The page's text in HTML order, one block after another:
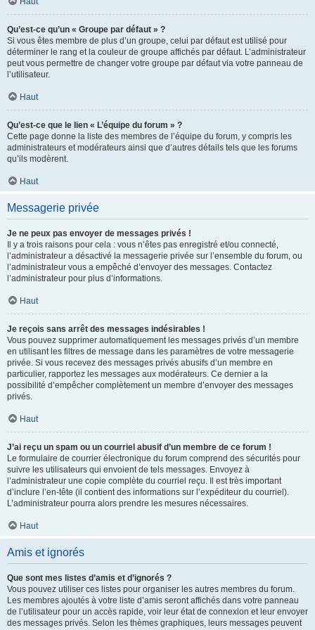
Qu’est-ce qu’un « Groupe par défaut » ?
Si vous êtes membre de plus d’un groupe, celui par défaut est utilisé pour
déterminer le rang et la couleur de groupe affichés par défaut. L’administrateur
peut vous permettre de changer votre groupe par défaut via votre panneau de
l’utilisateur.
Haut
Qu’est-ce que le lien « L’équipe du forum » ?
Cette page donne la liste des membres de l’équipe du forum, y compris les
administrateurs et modérateurs ainsi que d’autres détails tels que les forums
qu’ils modèrent.
Haut
Messagerie privée
Je ne peux pas envoyer de messages privés !
Il y a trois raisons pour cela : vous n’êtes pas enregistré et/ou connecté,
l’administrateur a désactivé la messagerie privée sur l’ensemble du forum, ou
l’administrateur vous a empêché d’envoyer des messages. Contactez
l’administrateur pour plus d’informations.
Haut
Je reçois sans arrêt des messages indésirables !
Vous pouvez supprimer automatiquement les messages privés d’un membre
en utilisant les filtres de message dans les paramètres de votre messagerie
privée. Si vous recevez des messages privés abusifs d’un membre en
particulier, rapportez les messages aux modérateurs. Ce dernier a la
possibilité d’empêcher complètement un membre d’envoyer des messages
privés.
Haut
J’ai reçu un spam ou un courriel abusif d’un membre de ce forum !
Le formulaire de courrier électronique du forum comprend des sécurités pour
suivre les utilisateurs qui envoient de tels messages. Envoyez à
l’administrateur une copie complète du courriel reçu. Il est très important
d’inclure l’en-tête (il contient des informations sur l’expéditeur du courriel).
L’administrateur pourra alors prendre les mesures nécessaires.
Haut
Amis et ignorés
Que sont mes listes d’amis et d’ignorés ?
Vous pouvez utiliser ces listes pour organiser les autres membres du forum.
Les membres ajoutés à votre liste d’amis seront affichés dans votre panneau
de l’utilisateur pour un accès rapide, voir leur état de connexion et leur envoyer
des messages privés. Selon les thèmes graphiques, leurs messages peuvent